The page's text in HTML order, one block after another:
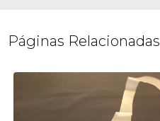
Páginas Relacionadas